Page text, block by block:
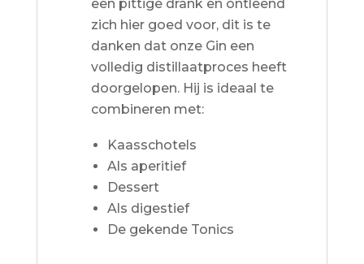
een pittige drank en ontleend
zich hier goed voor, dit is te
danken dat onze Gin een
volledig distillaatproces heeft
doorgelopen. Hij is ideaal te
combineren met:
Kaasschotels
Als aperitief
Dessert
Als digestief
De gekende Tonics